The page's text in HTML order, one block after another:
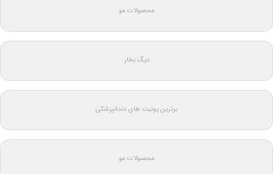
محصولات مو
دیگ بخار
برترین یونیت های دندانپزشکی
محصولات مو